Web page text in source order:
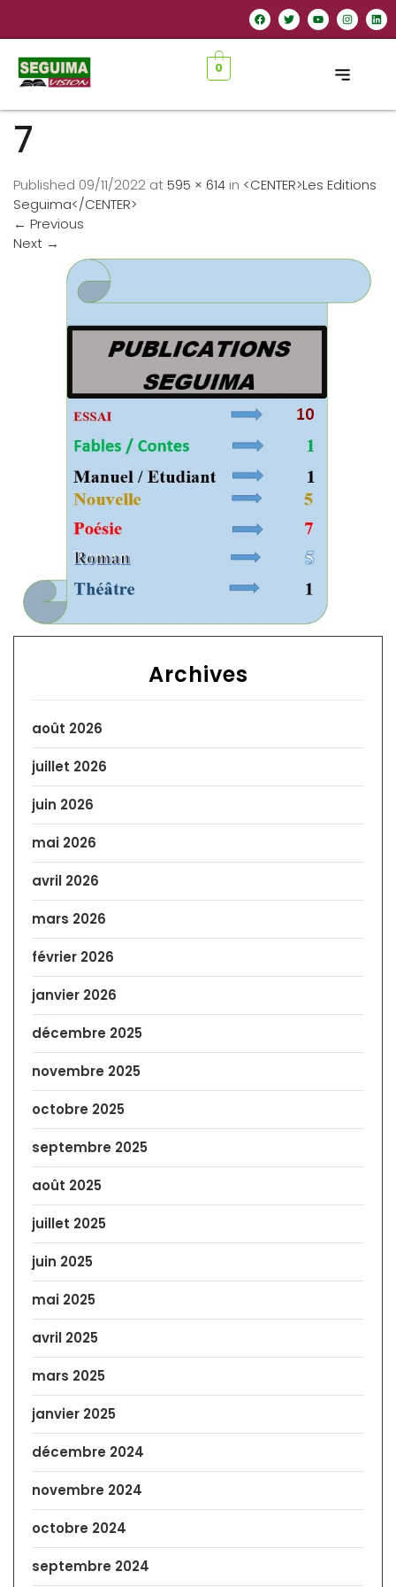
0
7
Published 09/11/2022 at595 × 614 in <CENTER>Les Editions
Seguima</CENTER>
← Previous
Next →
Archives
août 2026
juillet 2026
juin 2026
mai 2026
avril 2026
mars 2026
février 2026
janvier 2026
décembre 2025
novembre 2025
octobre 2025
septembre 2025
août 2025
juillet 2025
juin 2025
mai 2025
avril 2025
mars 2025
janvier 2025
décembre 2024
novembre 2024
octobre 2024
septembre 2024